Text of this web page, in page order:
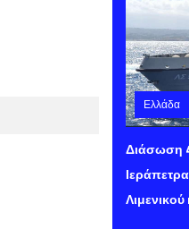
Ελλάδα
Διάσωση